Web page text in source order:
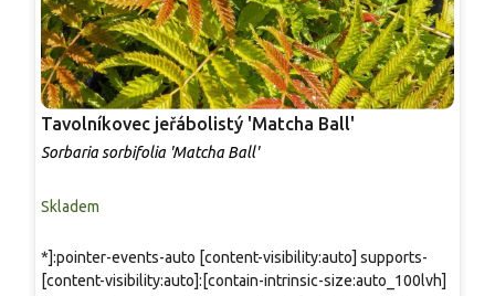
Tavolníkovec jeřábolistý 'Matcha Ball'
Sorbaria sorbifolia 'Matcha Ball'
Skladem
*]:pointer-events-auto [content-visibility:auto] supports-
[content-visibility:auto]:[contain-intrinsic-size:auto_100lvh]